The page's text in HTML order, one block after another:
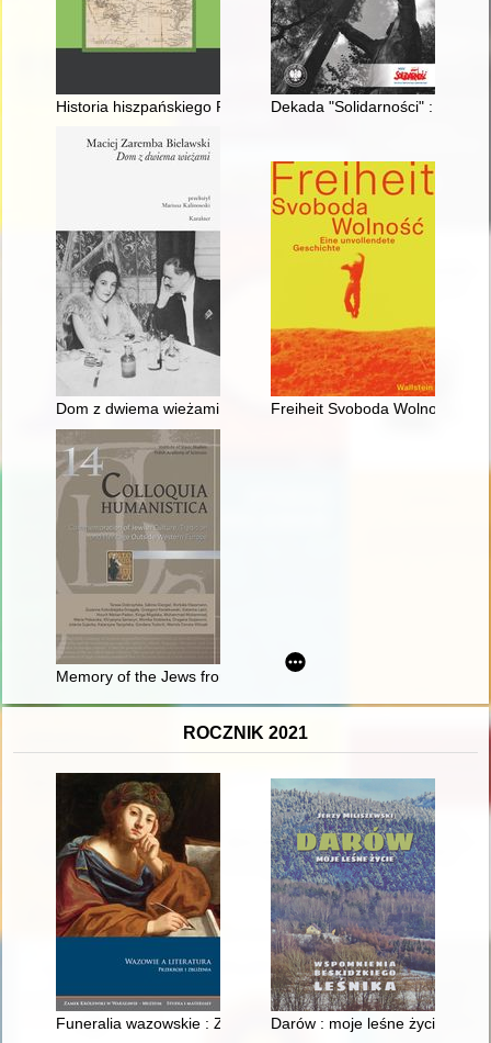
Historia hiszpańskiego Pacyfiku. T. 1,Dekada "Solidarności" :
Dom z dwiema wieżami Freiheit Svoboda Wolność :
Memory of the Jews from Pomerania
ROCZNIK 2021
Funeralia wazowskie : Zygmunt III i królowa Konstancja w
Darów : moje leśne życie :